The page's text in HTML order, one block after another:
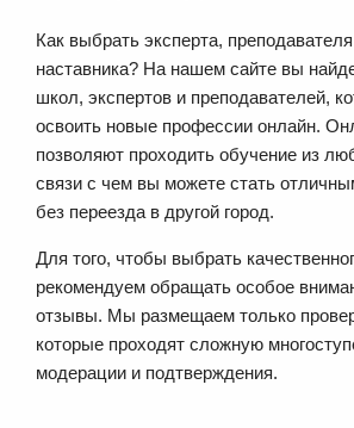
Как выбрать эксперта,
наставника? На нашем сайте вы
школ, экспертов и преподавателей,
освоить новые профессии онлайн.
позволяют проходить обучение из
связи с чем вы можете стать
без переезда в другой город.
Для того, чтобы выбрать
рекомендуем обращать особое
отзывы. Мы размещаем только
которые проходят сложную
модерации и подтверждения.